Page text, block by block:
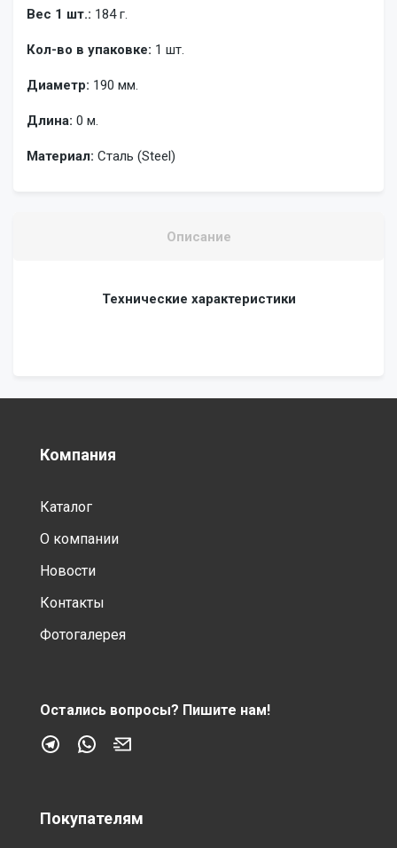
Вес 1 шт.: 184 г.
Кол-во в упаковке: 1 шт.
Диаметр: 190 мм.
Длина: 0 м.
Материал: Сталь (Steel)
Описание
Технические характеристики
Компания
Каталог
О компании
Новости
Контакты
Фотогалерея
Остались вопросы? Пишите нам!
Покупателям